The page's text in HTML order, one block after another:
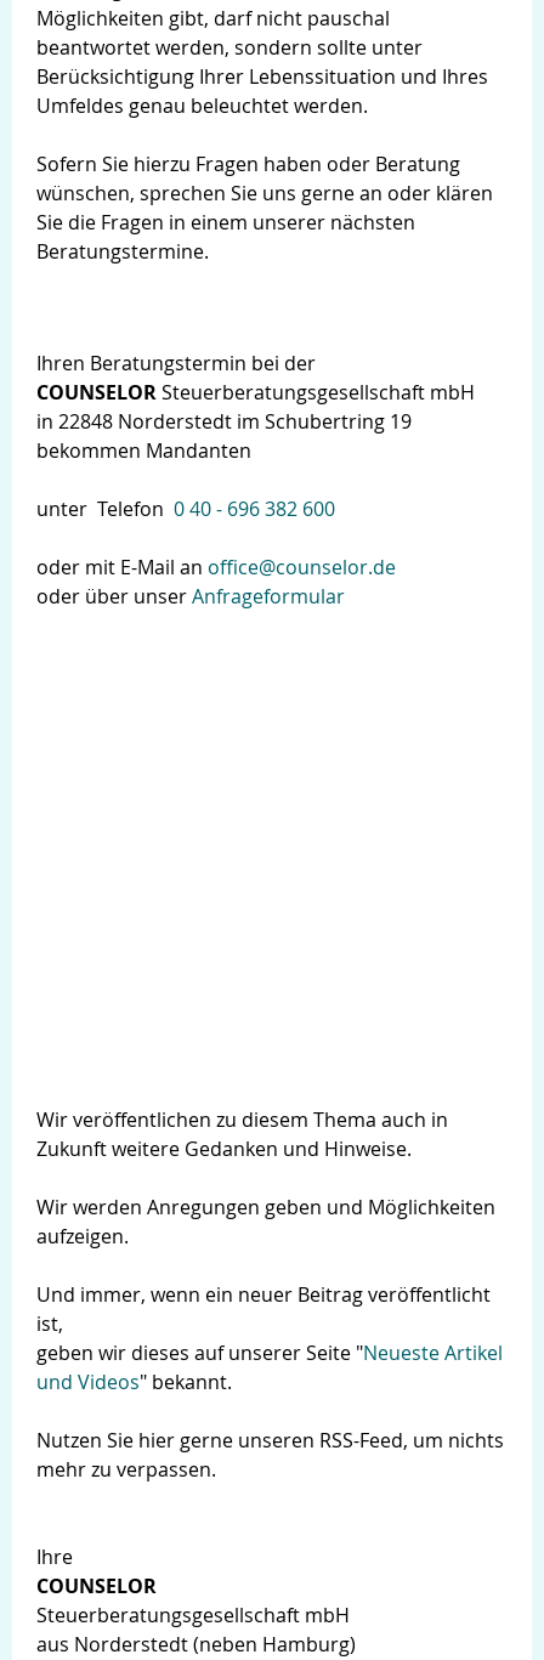
Möglichkeiten gibt, darf nicht pauschal
beantwortet werden, sondern sollte unter
Berücksichtigung Ihrer Lebenssituation und Ihres
Umfeldes genau beleuchtet werden.
Sofern Sie hierzu Fragen haben oder Beratung
wünschen, sprechen Sie uns gerne an oder klären
Sie die Fragen in einem unserer nächsten
Beratungstermine.
Ihren Beratungstermin bei der
COUNSELORSteuerberatungsgesellschaft mbH
in 22848 Norderstedt im Schubertring 19
bekommen Mandanten
unter Telefon 0 40 - 696 382 600
oder mit E-Mail an office@counselor.de
oder über unserAnfrageformular
Wir veröffentlichen zu diesem Thema auch in
Zukunft weitere Gedanken und Hinweise.
Wir werden Anregungen geben und Möglichkeiten
aufzeigen.
Und immer, wenn ein neuer Beitrag veröffentlicht
ist,
geben wir dieses auf unserer Seite "Neueste Artikel
und Videos" bekannt.
Nutzen Sie hier gerne unseren RSS-Feed, um nichts
mehr zu verpassen.
Ihre
COUNSELOR
Steuerberatungsgesellschaft mbH
aus Norderstedt (neben Hamburg)